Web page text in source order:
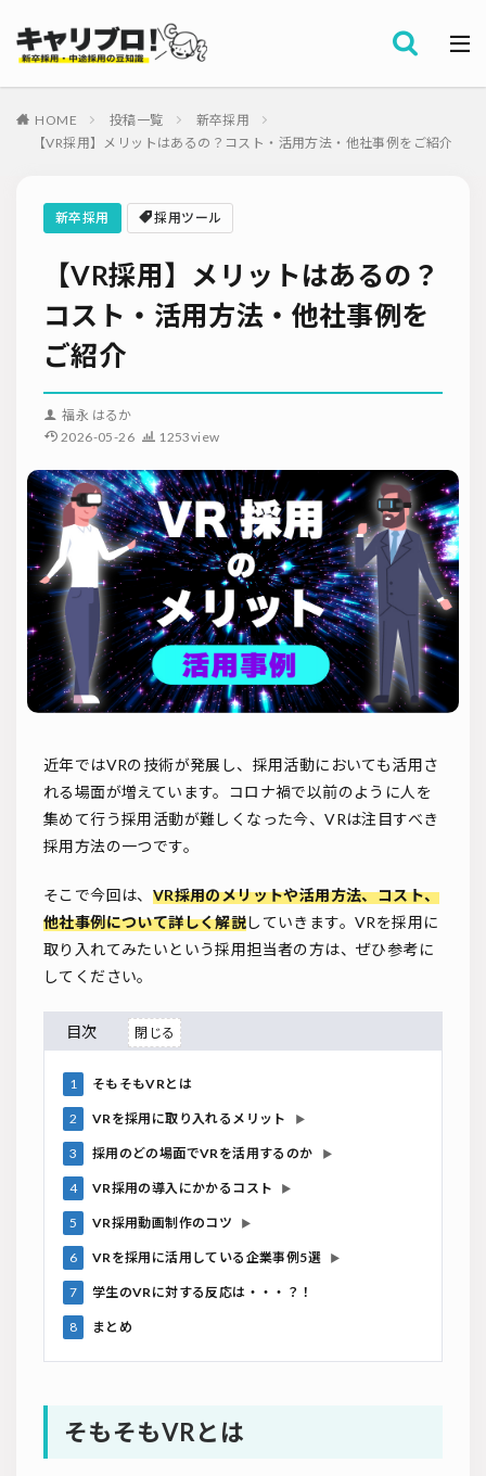
HOME 投稿一覧
新卒採用
【VR採用】メリットはあるの？コスト・活用方法・他社事例をご紹介
新卒採用 採用ツール
【VR採用】メリットはあるの？
コスト・活用方法・他社事例を
ご紹介
福永 はるか
2026-05-26
1253view
近年ではVRの技術が発展し、採用活動においても活用さ
れる場面が増えています。コロナ禍で以前のように人を
集めて行う採用活動が難しくなった今、VRは注目すべき
採用方法の一つです。
そこで今回は、 VR採用のメリットや活用方法、コスト、
他社事例について詳しく解説していきます。VRを採用に
取り入れてみたいという採用担当者の方は、ぜひ参考に
してください。
目次
1 そもそもVRとは
2 VRを採用に取り入れるメリット ▶
3 採用のどの場面でVRを活用するのか ▶
4 VR採用の導入にかかるコスト ▶
5 VR採用動画制作のコツ ▶
6 VRを採用に活用している企業事例5選 ▶
7 学生のVRに対する反応は・・・？！
8 まとめ
そもそもVRとは
カテゴリー
タグ
就職サイト
転職サイト
ダイレクトリクルーティング
採用ノウハウ
採用ツール
採用計画
母集団の形成確保
エンジニア採用
採用イベント・合説
面接・選考
内定フォロー
内定辞退
採用コンサルティング
採用動向
Iターン・Uターン
適性検査
新人研修
ソーシャルリクルーティング
入社式 AI・RPA
検索
労務・組織
メルマガ登録
お問い合わせ